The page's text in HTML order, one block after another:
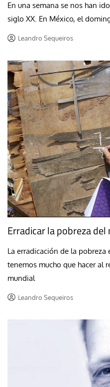
En una semana se nos han
siglo XX. En México, el
Leandro Sequeiros
Erradicar la pobreza
La erradicación de la
tenemos mucho que hacer al
mundial
Leandro Sequeiros